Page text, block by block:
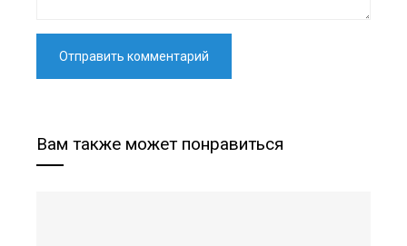
Вам также может понравиться